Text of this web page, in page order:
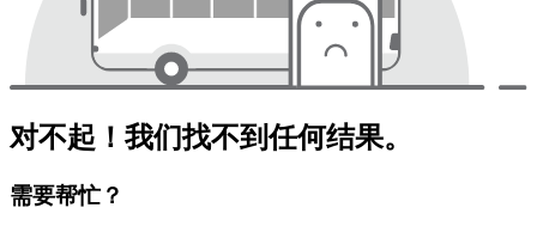
对不起！我们找不到任何结果。
需要帮忙？